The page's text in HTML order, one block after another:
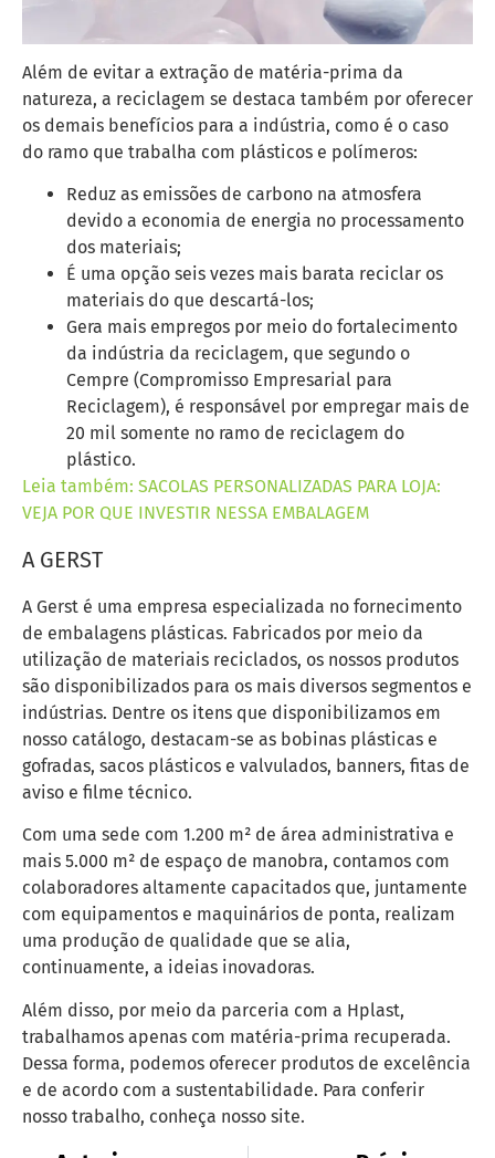
Além de evitar a extração de matéria-prima da
natureza, a reciclagem se destaca também por oferecer
os demais benefícios para a indústria, como é o caso
do ramo que trabalha com plásticos e polímeros:
Reduz as emissões de carbono na atmosfera
devido a economia de energia no processamento
dos materiais;
É uma opção seis vezes mais barata reciclar os
materiais do que descartá-los;
Gera mais empregos por meio do fortalecimento
da indústria da reciclagem, que segundo o
Cempre (Compromisso Empresarial para
Reciclagem), é responsável por empregar mais de
20 mil somente no ramo de reciclagem do
plástico.
Leia também: SACOLAS PERSONALIZADAS PARA LOJA:
VEJA POR QUE INVESTIR NESSA EMBALAGEM
A GERST
A Gerst é uma empresa especializada no fornecimento
de embalagens plásticas. Fabricados por meio da
utilização de materiais reciclados, os nossos produtos
são disponibilizados para os mais diversos segmentos e
indústrias. Dentre os itens que disponibilizamos em
nosso catálogo, destacam-se as bobinas plásticas e
gofradas, sacos plásticos e valvulados, banners, fitas de
aviso e filme técnico.
Com uma sede com 1.200 m² de área administrativa e
mais 5.000 m² de espaço de manobra, contamos com
colaboradores altamente capacitados que, juntamente
com equipamentos e maquinários de ponta, realizam
uma produção de qualidade que se alia,
continuamente, a ideias inovadoras.
Além disso, por meio da parceria com a Hplast,
trabalhamos apenas com matéria-prima recuperada.
Dessa forma, podemos oferecer produtos de excelência
e de acordo com a sustentabilidade. Para conferir
nosso trabalho, conheça nosso site.